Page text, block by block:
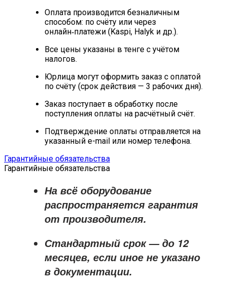
Оплата производится безналичным
способом: по счёту или через
онлайн‑платежи (Kaspi, Halyk и др.).
Все цены указаны в тенге с учётом
налогов.
Юрлица могут оформить заказ с оплатой
по счёту (срок действия — 3 рабочих дня).
Заказ поступает в обработку после
поступления оплаты на расчётный счёт.
Подтверждение оплаты отправляется на
указанный e-mail или номер телефона.
Гарантийные обязательства
Гарантийные обязательства
На всё оборудование
распространяется гарантия
от производителя.
Стандартный срок — до 12
месяцев, если иное не указано
в документации.